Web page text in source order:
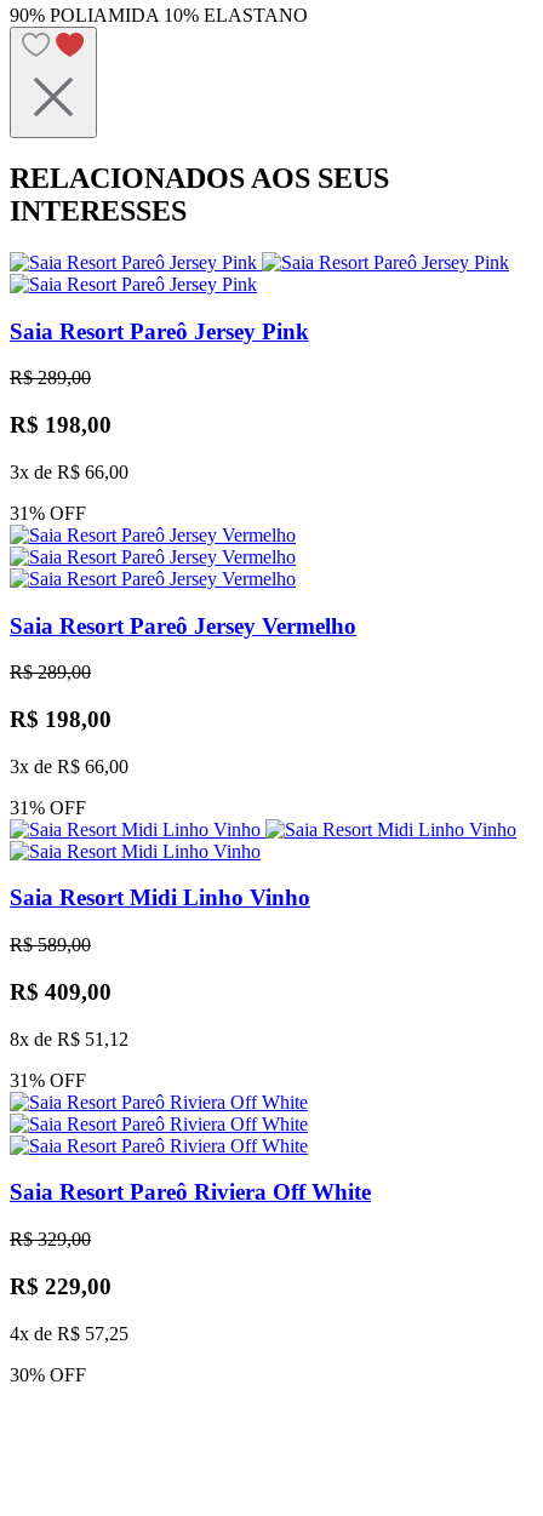
90% POLIAMIDA 10% ELASTANO
RELACIONADOS AOS SEUS
INTERESSES
Saia Resort Pareô Jersey Pink
R$ 289,00
R$ 198,00
3x de R$ 66,00
31% OFF
Saia Resort Pareô Jersey Vermelho
R$ 289,00
R$ 198,00
3x de R$ 66,00
31% OFF
Saia Resort Midi Linho Vinho
R$ 589,00
R$ 409,00
8x de R$ 51,12
31% OFF
Saia Resort Pareô Riviera Off White
R$ 329,00
R$ 229,00
4x de R$ 57,25
30% OFF